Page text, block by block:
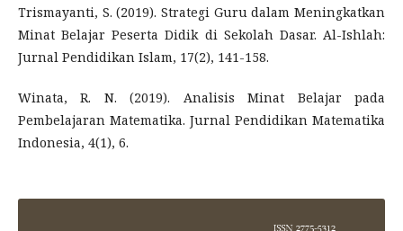
Trismayanti, S. (2019). Strategi Guru dalam Meningkatkan
Minat Belajar Peserta Didik di Sekolah Dasar. Al-Ishlah:
Jurnal Pendidikan Islam, 17(2), 141-158.
Winata, R. N. (2019). Analisis Minat Belajar pada
Pembelajaran Matematika. Jurnal Pendidikan Matematika
Indonesia, 4(1), 6.